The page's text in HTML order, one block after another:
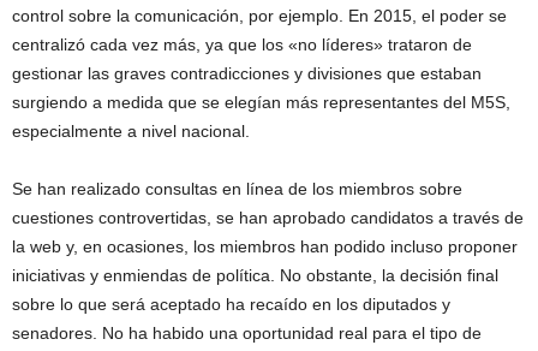
control sobre la comunicación, por ejemplo. En 2015, el poder se
centralizó cada vez más, ya que los «no líderes» trataron de
gestionar las graves contradicciones y divisiones que estaban
surgiendo a medida que se elegían más representantes del M5S,
especialmente a nivel nacional.
Se han realizado consultas en línea de los miembros sobre
cuestiones controvertidas, se han aprobado candidatos a través de
la web y, en ocasiones, los miembros han podido incluso proponer
iniciativas y enmiendas de política. No obstante, la decisión final
sobre lo que será aceptado ha recaído en los diputados y
senadores. No ha habido una oportunidad real para el tipo de